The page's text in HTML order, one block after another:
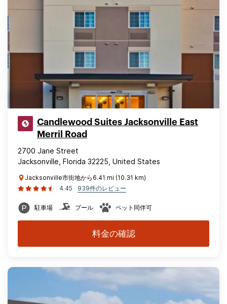
Candlewood Suites Jacksonville East
Merril Road
2700 Jane Street
Jacksonville, Florida 32225, United States
Jacksonville市街地から6.41 mi (10.31 km)
4.45
939件のレビュー
駐車場 プール ペット同伴可
料金の確認